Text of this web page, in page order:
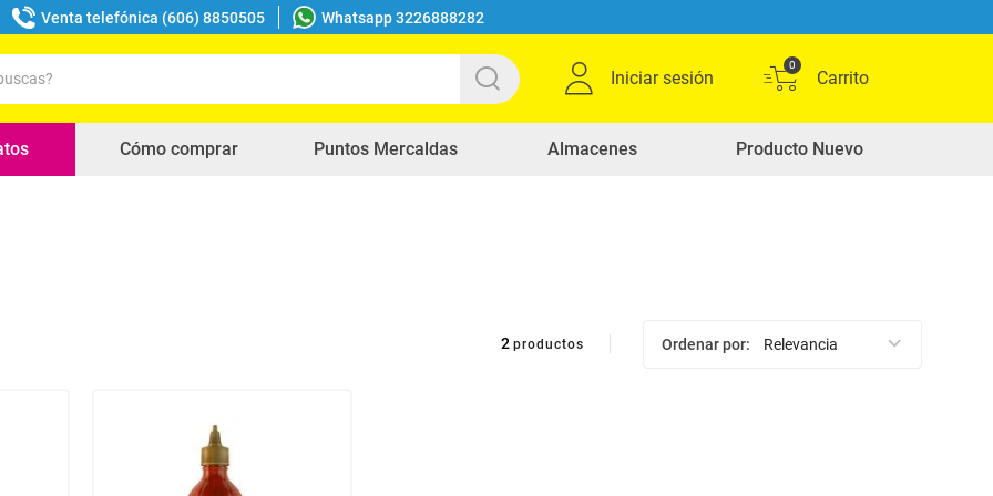
Venta telefónica (606) 8850505 Whatsapp 3226888282
Iniciar sesión
0
Cómo comprar Puntos Mercaldas Almacenes Producto Nuevo
2 productos Ordenar por Relevancia
buscados